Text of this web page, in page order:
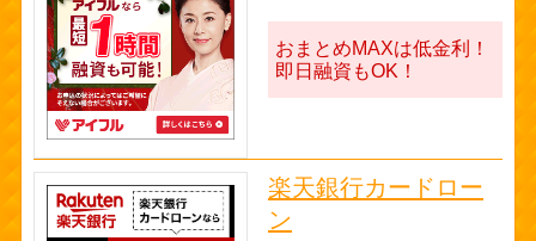
おまとめMAXは低金利！
即日融資もOK！
楽天銀行カードロー
ン